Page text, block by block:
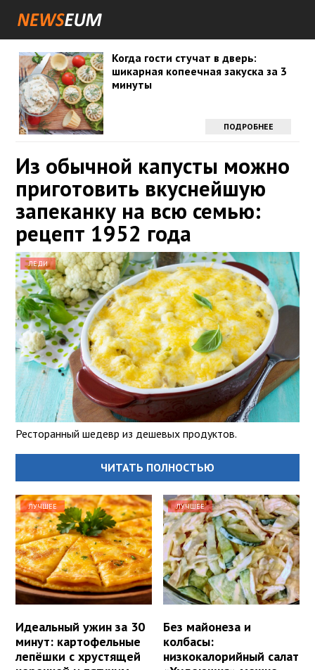
Когда гости стучат в дверь:
шикарная копеечная закуска за 3
минуты
ПОДРОБНЕЕ
Из обычной капусты можно
приготовить вкуснейшую
запеканку на всю семью:
рецепт 1952 года
ЛЕДИ
Ресторанный шедевр из дешевых продуктов.
ЧИТАТЬ ПОЛНОСТЬЮ
ЛУЧШЕЕ
Идеальный ужин за 30
минут: картофельные
лепёшки с хрустящей
ЛУЧШЕЕ
Без майонеза и
колбасы:
низкокалорийный салат